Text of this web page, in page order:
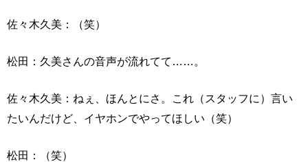
佐々木久美：（笑）
松田：久美さんの音声が流れてて……。
佐々木久美：ねぇ、ほんとにさ。これ（スタッフに）言い
たいんだけど、イヤホンでやってほしい（笑）
松田：（笑）